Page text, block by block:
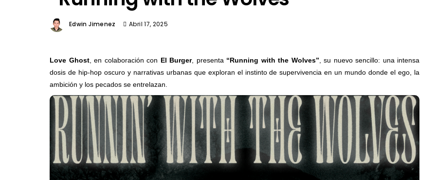
Edwin Jimenez Abril 17, 2025
Love Ghost, en colaboración con El Burger, presenta “Running with the Wolves” , su nuevo sencillo: una intensa
dosis de hip-hop oscuro y narrativas urbanas que exploran el instinto de supervivencia en un mundo donde el ego, la
ambición y los pecados se entrelazan.